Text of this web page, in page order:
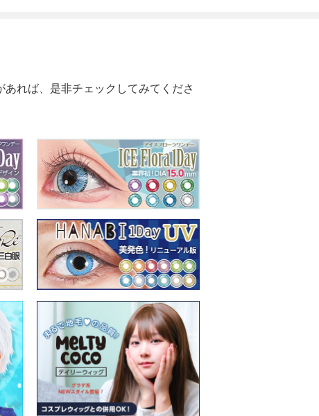
れば、是非チェックしてみてくださ